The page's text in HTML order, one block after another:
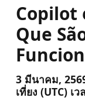
Copilot
Que
3 มีนาคม,
เที่ยง (UTC) เ